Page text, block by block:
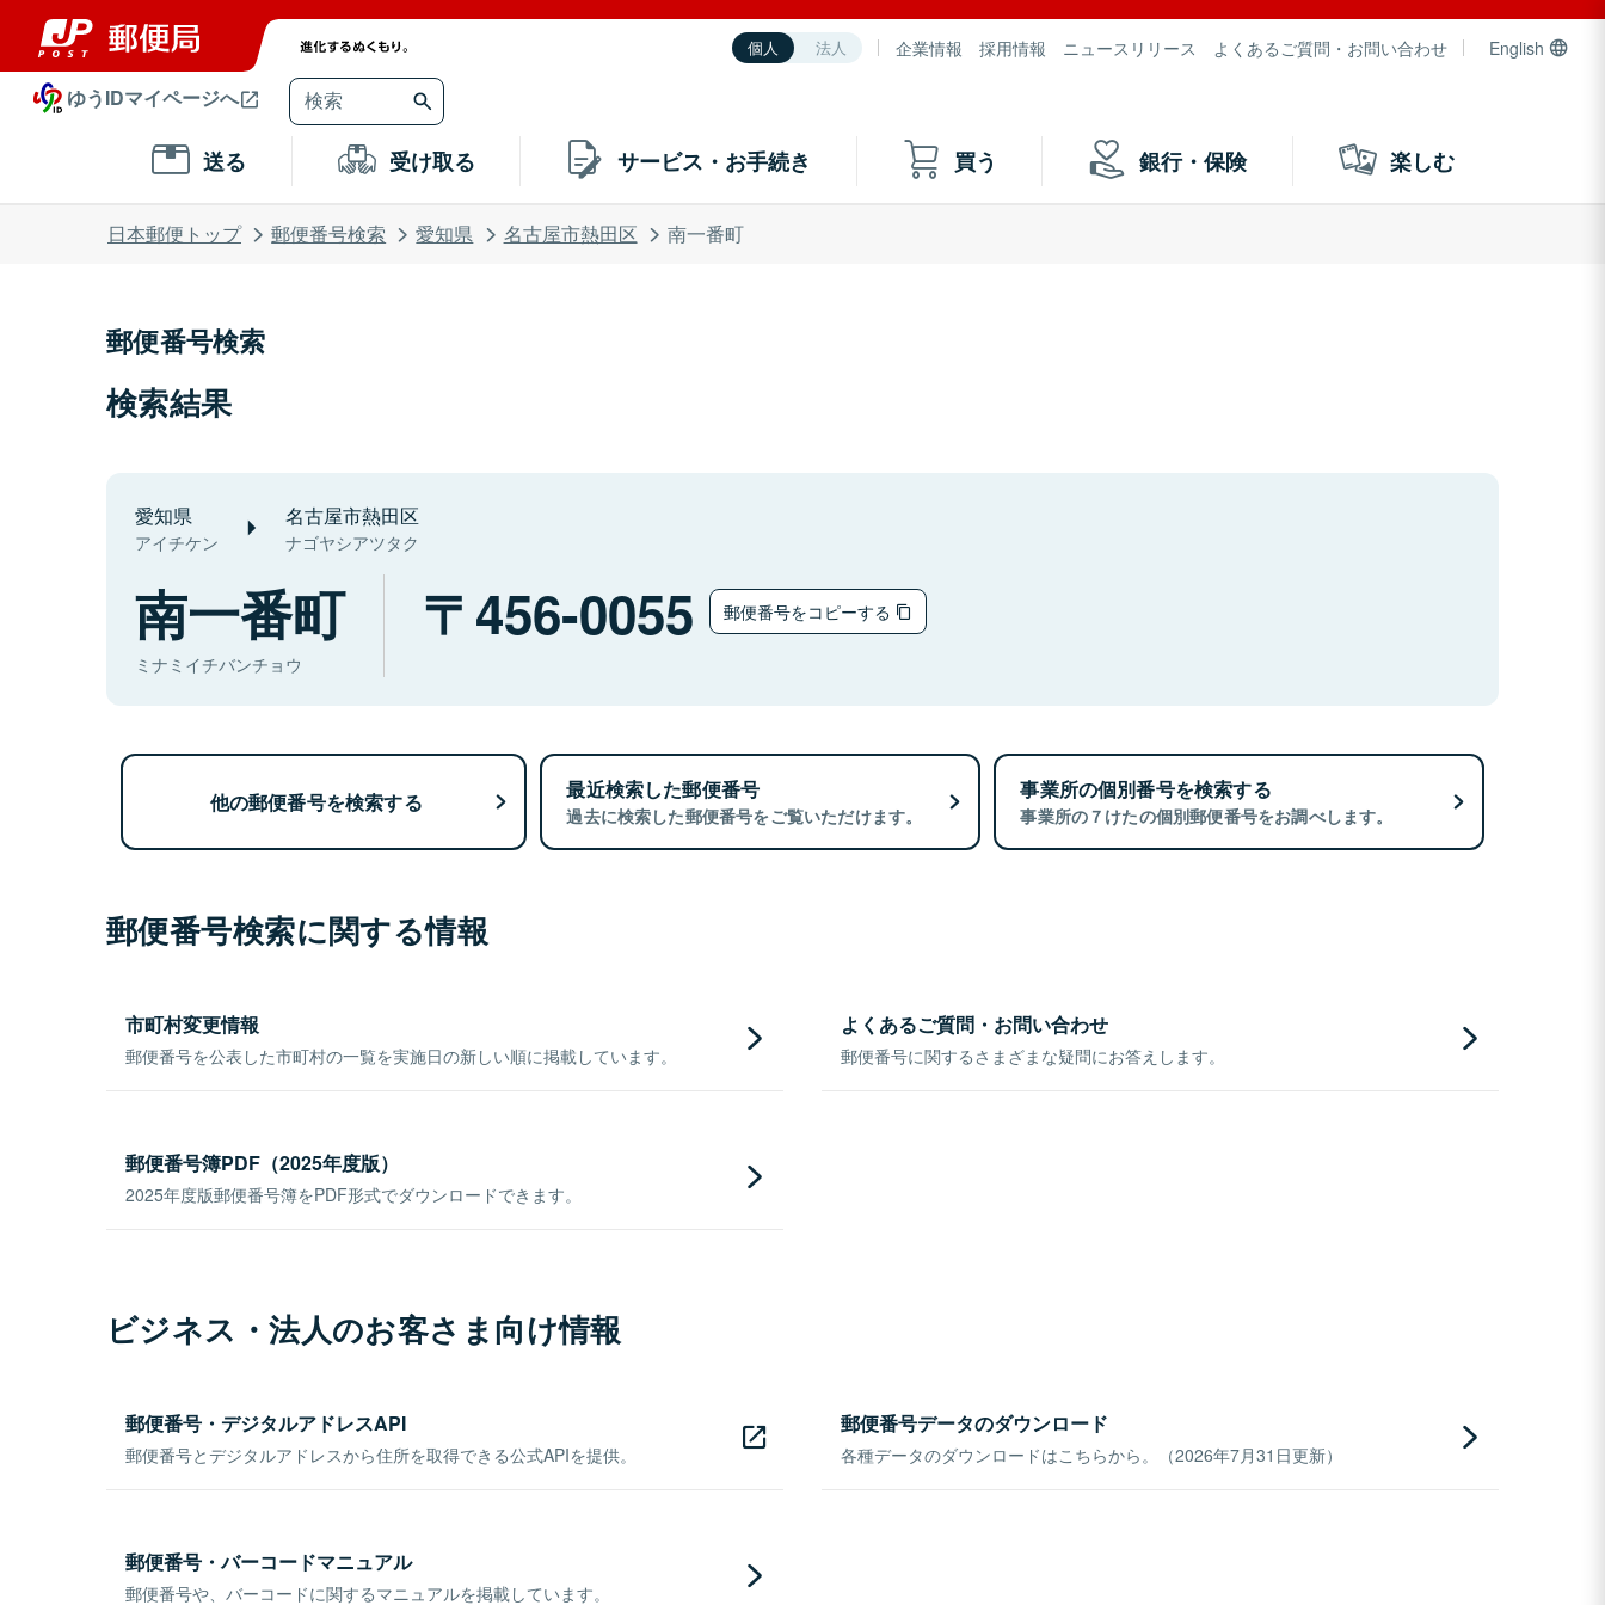
個人 法人 企業情報 採用情報 ニュースリリース よくあるご質問・お問い合わせ English
ゆうIDマイページへ
送る 受け取る サービス・お手続き 買う 銀行・保険 楽しむ
日本郵便トップ 郵便番号検索 愛知県 名古屋市熱田区 南一番町
郵便番号検索
検索結果
愛知県
アイチケン
名古屋市熱田区
ナゴヤシアツタク
南一番町
ミナミイチバンチョウ
456-0055 郵便番号をコピーする
他の郵便番号を検索する 最近検索した郵便番号
過去に検索した郵便番号をご覧いただけます。
事業所の個別番号を検索する
事業所の７けたの個別郵便番号をお調べします。
郵便番号検索に関する情報
市町村変更情報
郵便番号を公表した市町村の一覧を実施日の新しい順に掲載しています。
よくあるご質問・お問い合わせ
郵便番号に関するさまざまな疑問にお答えします。
郵便番号簿PDF（2025年度版）
2025年度版郵便番号簿をPDF形式でダウンロードできます。
ビジネス・法人のお客さま向け情報
郵便番号・デジタルアドレスAPI
郵便番号とデジタルアドレスから住所を取得できる公式APIを提供。
郵便番号データのダウンロード
各種データのダウンロードはこちらから。（2026年7月31日更新）
郵便番号・バーコードマニュアル
郵便番号や、バーコードに関するマニュアルを掲載しています。